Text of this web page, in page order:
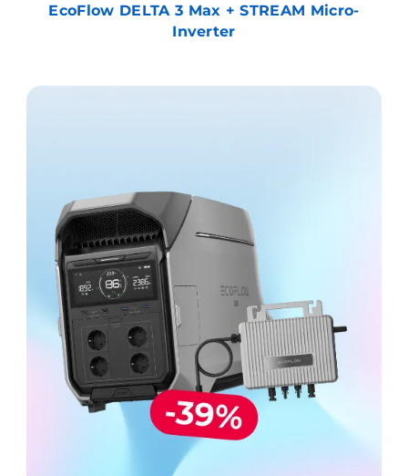
EcoFlow DELTA 3 Max + STREAM Micro-
Inverter